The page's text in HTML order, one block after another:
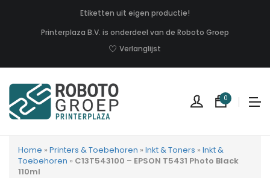
Etiketten uit eigen productie!
Printerplaza B.V. is onderdeel van de Roboto Groep
Verlanglijst
0
Home » Printers & Toebehoren » Inkt & Toners » Inkt &
Toebehoren » C13T543100 – EPSON T5431 Photo Black
110ml